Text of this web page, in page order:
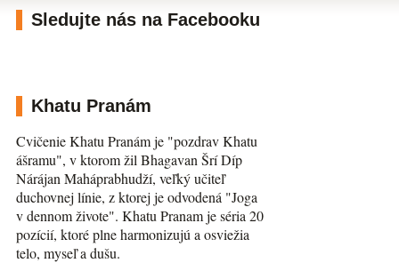
Sledujte nás na Facebooku
Khatu Pranám
Cvičenie Khatu Pranám je "pozdrav Khatu
ášramu", v ktorom žil Bhagavan Šrí Díp
Nárájan Maháprabhudží, veľký učiteľ
duchovnej línie, z ktorej je odvodená "Joga
v dennom živote". Khatu Pranam je séria 20
pozícií, ktoré plne harmonizujú a osviežia
telo, myseľ a dušu.